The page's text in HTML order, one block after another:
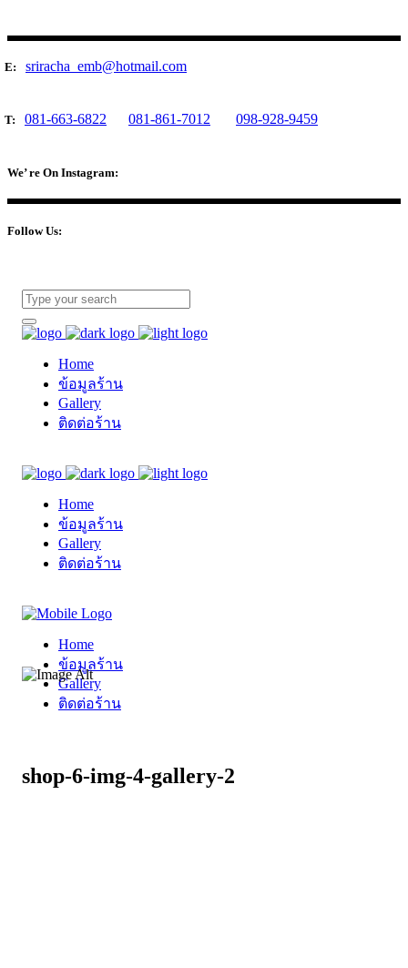
E: sriracha_emb@hotmail.com
T: 081-663-6822 081-861-7012 098-928-9459
We’ re On Instagram:
Follow Us:
Home
ข้อมูลร้าน
Gallery
ติดต่อร้าน
Home
ข้อมูลร้าน
Gallery
ติดต่อร้าน
Home
ข้อมูลร้าน
Gallery
ติดต่อร้าน
shop-6-img-4-gallery-2